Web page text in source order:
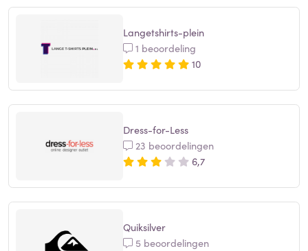
Langetshirts-plein
1 beoordeling
10
Dress-for-Less
23 beoordelingen
6,7
Quiksilver
5 beoordelingen